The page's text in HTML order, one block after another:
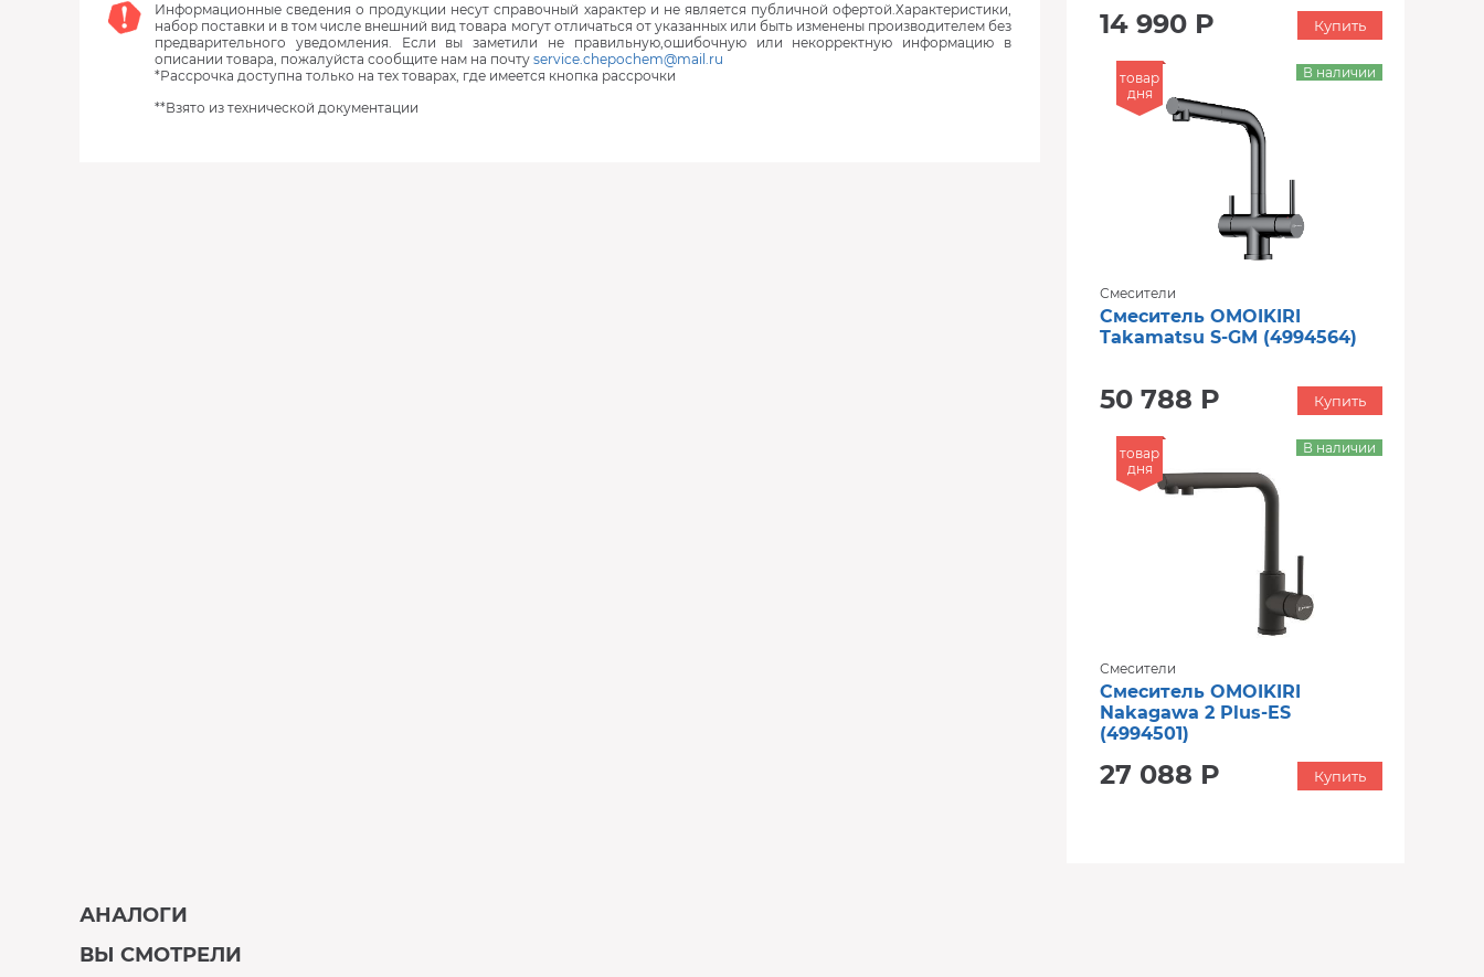
Информационные сведения о продукции несут справочный характер и не является публичной офертой.Характеристики,
набор поставки и в том числе внешний вид товара могут отличаться от указанных или быть изменены производителем без
предварительного уведомления. Если вы заметили не правильную,ошибочную или некорректную информацию в
описании товара, пожалуйста сообщите нам на почту service.chepochem@mail.ru
*Рассрочка доступна только на тех товарах, где имеется кнопка рассрочки
**Взято из технической документации
14 990 Р Купить
товар
дня
Смесители
Смеситель OMOIKIRI
Takamatsu S-GM (4994564)
50 788 Р
В наличии
Купить
товар
дня
Смесители
Смеситель OMOIKIRI
Nakagawa 2 Plus-ES
(4994501)
27 088 Р
В наличии
Купить
АНАЛОГИ
ВЫ СМОТРЕЛИ